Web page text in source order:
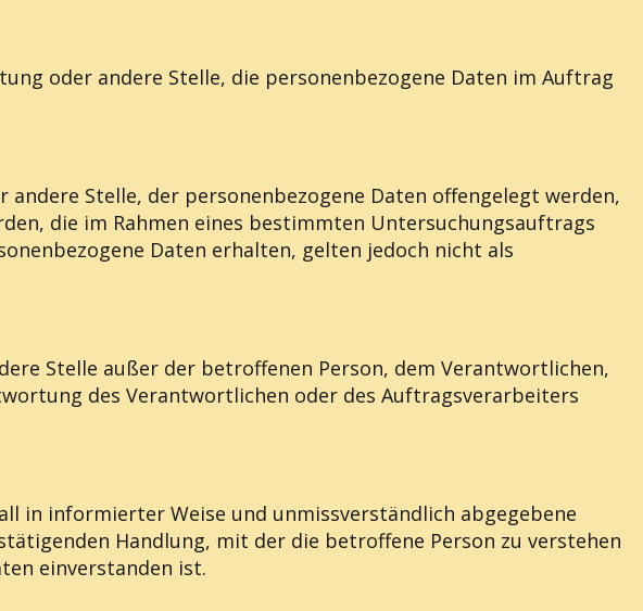
oder andere Stelle, die personenbezogene Daten im Auftrag
Stelle, der personenbezogene Daten offengelegt werden,
die im Rahmen eines bestimmten Untersuchungsauftrags
Daten erhalten, gelten jedoch nicht als
Stelle außer der betroffenen Person, dem Verantwortlichen,
des Verantwortlichen oder des Auftragsverarbeiters
in informierter Weise und unmissverständlich abgegebene
Handlung, mit der die betroffene Person zu verstehen
einverstanden ist.